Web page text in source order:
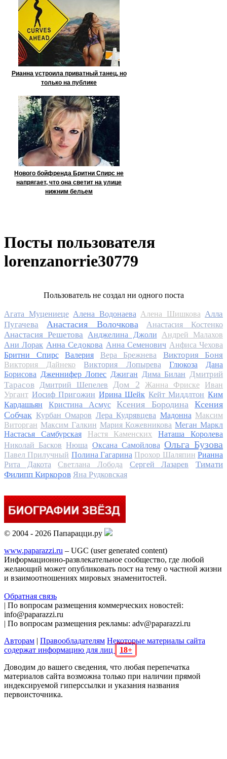
Рианна устроила приватный танец, но
только на публике
Нового бойфренда Бритни Спирс не
напрягает, что она светит на улице
нижним бельем
Посты пользователя
lorenzanorrie30779
Пользователь не создал ни одного поста
Агата Муцениеце Алена Водонаева Алена Шишкова Алла
Пугачева
Анастасия Волочкова Анастасия Костенко
Анастасия Решетова Анджелина Джоли
Андрей Малахов
Ани Лорак Анна Седокова Анна Семенович Анфиса Чехова
Бритни Спирс
Валерия Вера Брежнева Виктория Боня
Виктория Дайнеко Виктория Лопырева Глюкоза
Дана
Борисова Дженнифер Лопес Джиган Дима Билан Дмитрий
Тарасов
Дмитрий Шепелев Дом 2 Жанна Фриске
Иван
Ургант Иосиф Пригожин Ирина Шейк Кейт Миддлтон Ким
Кардашьян
Кристина Асмус Ксения Бородина
Ксения
Собчак Курбан Омаров Лера Кудрявцева Мадонна Максим
Виторган Максим Галкин Мария Кожевникова Меган Маркл
Настасья Самбурская
Настя Каменских
Наташа Королева
Николай Басков Нюша Оксана Самойлова Ольга Бузова
Павел Прилучный Полина Гагарина Прохор Шаляпин Рианна
Рита Дакота
Светлана Лобода Сергей Лазарев
Тимати
Филипп Киркоров Яна Рудковская
© 2004 - 2026 Папарацци.ру
www.paparazzi.ru – UGC (user generated content)
Информационно-развлекательное сообщество, где любой
желающий может опубликовать пост на тему о частной жизни
и взаимоотношениях мировых знаменитостей.
Обратная связь
| По вопросам размещения коммерческих новостей:
info@paparazzi.ru
| По вопросам размещения рекламы: adv@paparazzi.ru
Авторам | Правообладателям Некоторые материалы сайта
содержат информацию для лиц
18+
Доводим до вашего сведения, что любая перепечатка
материалов сайта возможна только при наличии прямой
индексируемой гиперссылки и указания названия
первоисточника.